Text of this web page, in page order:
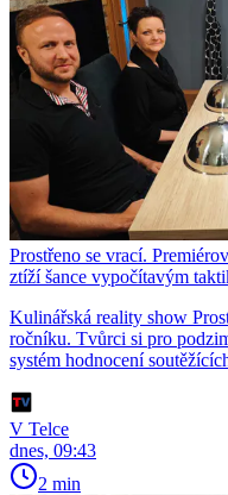
Prostřeno se vrací.
ztíží šance vypočítavým
Kulinářská reality show
ročníku. Tvůrci si pro
systém hodnocení
V Telce
dnes, 09:43
2 min